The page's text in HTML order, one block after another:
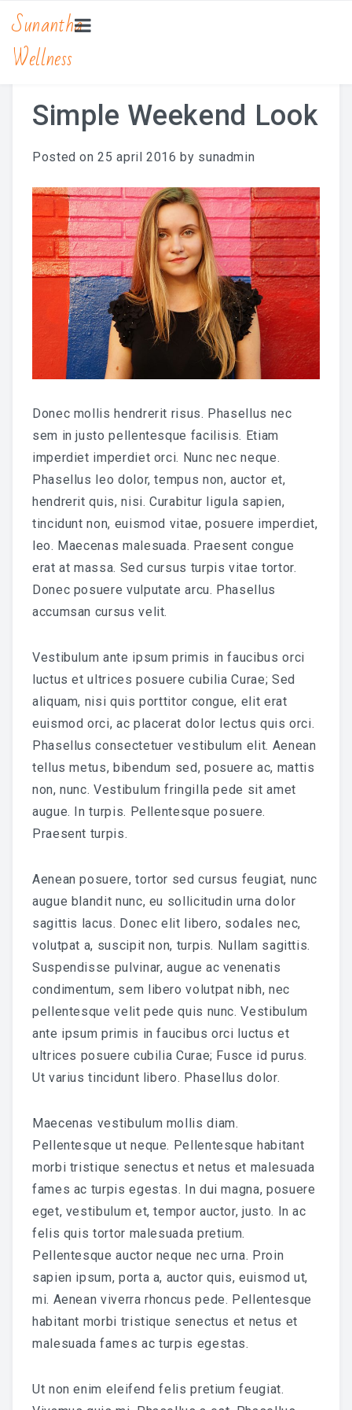
Sunantha
Wellness
Hot Stone Massage
Lomi Lomi Massage
Traditionele Thaise Massage Yoga
Zwangerschapsmassage
MANICURE & PEDICURE
BEAUTY
HARSEN
OVER MIJ
Simple Weekend Look
Posted on25 april 2016 by sunadmin
Donec mollis hendrerit risus. Phasellus nec
sem in justo pellentesque facilisis. Etiam
imperdiet imperdiet orci. Nunc nec neque.
Phasellus leo dolor, tempus non, auctor et,
hendrerit quis, nisi. Curabitur ligula sapien,
tincidunt non, euismod vitae, posuere imperdiet,
leo. Maecenas malesuada. Praesent congue
erat at massa. Sed cursus turpis vitae tortor.
Donec posuere vulputate arcu. Phasellus
accumsan cursus velit.
Vestibulum ante ipsum primis in faucibus orci
luctus et ultrices posuere cubilia Curae; Sed
aliquam, nisi quis porttitor congue, elit erat
euismod orci, ac placerat dolor lectus quis orci.
Phasellus consectetuer vestibulum elit. Aenean
tellus metus, bibendum sed, posuere ac, mattis
non, nunc. Vestibulum fringilla pede sit amet
augue. In turpis. Pellentesque posuere.
Praesent turpis.
Aenean posuere, tortor sed cursus feugiat, nunc
augue blandit nunc, eu sollicitudin urna dolor
sagittis lacus. Donec elit libero, sodales nec,
volutpat a, suscipit non, turpis. Nullam sagittis.
Suspendisse pulvinar, augue ac venenatis
condimentum, sem libero volutpat nibh, nec
pellentesque velit pede quis nunc. Vestibulum
ante ipsum primis in faucibus orci luctus et
ultrices posuere cubilia Curae; Fusce id purus.
Ut varius tincidunt libero. Phasellus dolor.
Maecenas vestibulum mollis diam.
Pellentesque ut neque. Pellentesque habitant
morbi tristique senectus et netus et malesuada
fames ac turpis egestas. In dui magna, posuere
eget, vestibulum et, tempor auctor, justo. In ac
felis quis tortor malesuada pretium.
Pellentesque auctor neque nec urna. Proin
sapien ipsum, porta a, auctor quis, euismod ut,
mi. Aenean viverra rhoncus pede. Pellentesque
habitant morbi tristique senectus et netus et
malesuada fames ac turpis egestas.
Ut non enim eleifend felis pretium feugiat.